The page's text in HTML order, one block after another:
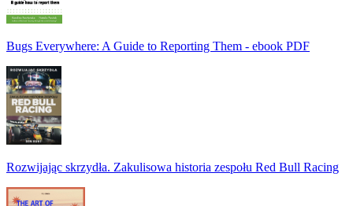
Bugs Everywhere: A Guide to Reporting Them - ebook PDF
Rozwijając skrzydła. Zakulisowa historia zespołu Red Bull Racing